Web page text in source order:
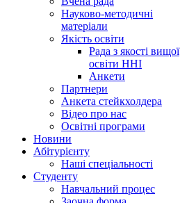
Науково-методичні
матеріали
Якість освіти
Рада з якості вищої
освіти ННІ
Анкети
Партнери
Анкета стейкхолдера
Відео про нас
Освітні програми
Hовини
Абітурієнту
Наші спеціальності
Студенту
Навчальний процес